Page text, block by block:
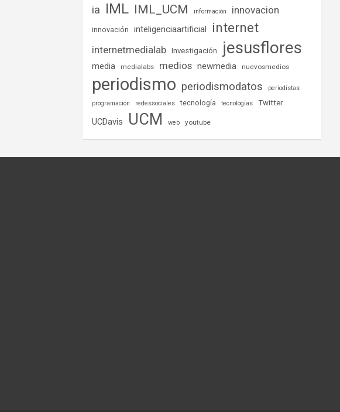
ia IML IML_UCM información innovacion
innovación inteligenciaartificial internet
internetmedialab Investigación jesusflores
media medialabs medios newmedia nuevosmedios
periodismo periodismodatos
periodistas
programación
redessociales tecnología tecnologías Twitter
UCDavis UCM web youtube